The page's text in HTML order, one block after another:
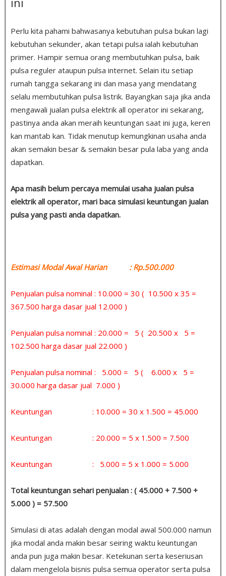
Perlu kita pahami bahwasanya kebutuhan pulsa bukan lagi
kebutuhan sekunder, akan tetapi pulsa ialah kebutuhan
primer. Hampir semua orang membutuhkan pulsa, baik
pulsa reguler ataupun pulsa internet. Selain itu setiap
rumah tangga sekarang ini dan masa yang mendatang
selalu membutuhkan pulsa listrik. Bayangkan saja jika anda
mengawali jualan pulsa elektrik all operator ini sekarang,
pastinya anda akan meraih keuntungan saat ini juga, keren
kan mantab kan. Tidak menutup kemungkinan usaha anda
akan semakin besar & semakin besar pula laba yang anda
dapatkan.
Apa masih belum percaya memulai usaha jualan pulsa
elektrik all operator, mari baca simulasi keuntungan jualan
pulsa yang pasti anda dapatkan.
Estimasi Modal Awal Harian : Rp.500.000
Penjualan pulsa nominal : 10.000 = 30 ( 10.500 x 35 =
367.500 harga dasar jual 12.000 )
Penjualan pulsa nominal : 20.000 = 5 ( 20.500 x 5 =
102.500 harga dasar jual 22.000 )
Penjualan pulsa nominal : 5.000 = 5 ( 6.000 x 5 =
30.000 harga dasar jual 7.000 )
Keuntungan : 10.000 = 30 x 1.500 = 45.000
Keuntungan : 20.000 = 5 x 1.500 = 7.500
Keuntungan : 5.000 = 5 x 1.000 = 5.000
Total keuntungan sehari penjualan : ( 45.000 + 7.500 +
5.000 ) = 57.500
Simulasi di atas adalah dengan modal awal 500.000 namun
jika modal anda makin besar seiring waktu keuntungan
anda pun juga makin besar. Ketekunan serta keseriusan
dalam mengelola bisnis pulsa semua operator serta pulsa